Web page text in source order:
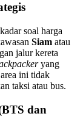
soal harga
Siam atau
jalur kereta
yang
ini tidak
taksi atau bus.
dan